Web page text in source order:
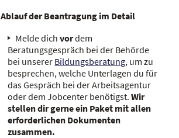
Ablauf der Beantragung im Detail
Melde dichvordem
Beratungsgespräch bei der Behörde
bei unserer Bildungsberatung, um zu
besprechen, welche Unterlagen du für
das Gespräch bei der Arbeitsagentur
oder dem Jobcenter benötigst.Wir
stellen dir gerne ein Paket mit allen
erforderlichen Dokumenten
zusammen.